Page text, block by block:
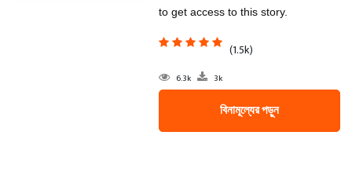
to get access to this story.
(1.5k)
6.3k 3k
বিনামূল্যের পড়ুন